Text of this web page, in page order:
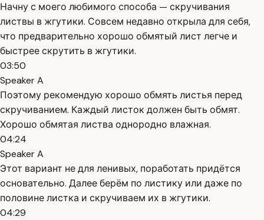
Начну с моего любимого способа — скручивания
листвы в жгутики. Совсем недавно открыла для себя,
что предварительно хорошо обмятый лист легче и
быстрее скрутить в жгутики.
03:50
Speaker A
Поэтому рекомендую хорошо обмять листья перед
скручиванием. Каждый листок должен быть обмят.
Хорошо обмятая листва однородно влажная.
04:24
Speaker A
Этот вариант не для ленивых, поработать придётся
основательно. Далее берём по листику или даже по
половине листка и скручиваем их в жгутики.
04:29